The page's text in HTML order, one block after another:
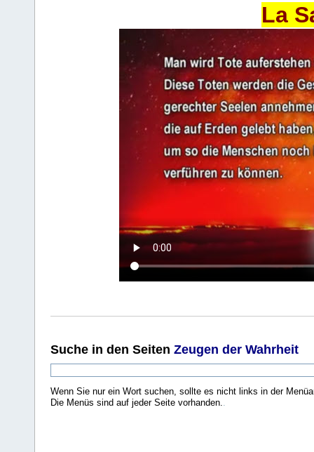
La
Suche in den Seiten Zeugen der Wahrheit
Wenn Sie nur ein Wort suchen, sollte es nicht links in der
Die Menüs sind auf jeder Seite vorhanden..